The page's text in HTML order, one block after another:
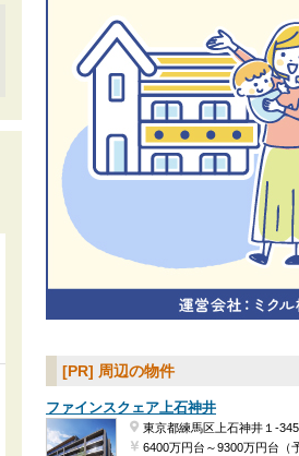
[PR] 周辺の物件
ファインスクェア上石神井
東京都練馬区上石神井１-
6400万円台～9300万円台（